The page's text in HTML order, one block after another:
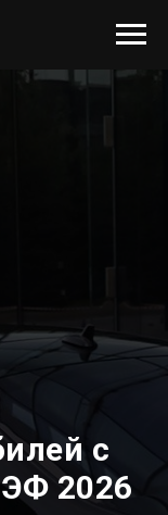
с
2026